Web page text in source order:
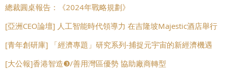
總裁圓桌報告：《2024年戰略規劃》
[亞洲CEO論壇] 人工智能時代領導力 在吉隆坡Majestic酒店舉行
[青年創研庫] 「經濟專題」研究系列-捕捉元宇宙的新經濟機遇
[大公報]香港智造❸/善用灣區優勢 協助廠商轉型